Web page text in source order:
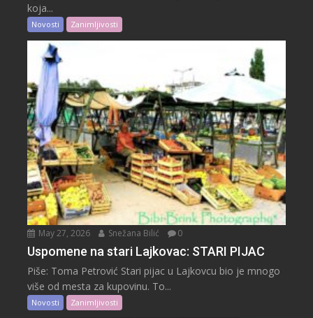
koja...
Novosti Zanimljivosti
May 27, 2026 Snežana Bilić 0
Uspomene na stari Lajkovac: STARI PIJAC
Piše: Toma Petrović Stari pijac u Lajkovcu bio je mnogo
više od mesta za kupovinu. To...
Novosti Zanimljivosti